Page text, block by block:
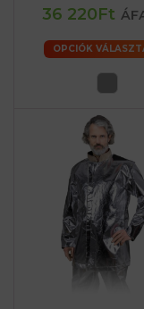
36 220Ft
OPCIÓK